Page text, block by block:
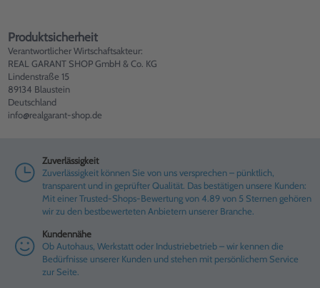
Produktsicherheit
Verantwortlicher Wirtschaftsakteur:
REAL GARANT SHOP GmbH & Co. KG
Lindenstraße 15
89134 Blaustein
Deutschland
info@realgarant-shop.de
Zuverlässigkeit
Zuverlässigkeit können Sie von uns versprechen – pünktlich,
transparent und in geprüfter Qualität. Das bestätigen unsere Kunden:
Mit einer Trusted-Shops-Bewertung von 4.89 von 5 Sternen gehören
wir zu den bestbewerteten Anbietern unserer Branche.
Kundennähe
Ob Autohaus, Werkstatt oder Industriebetrieb – wir kennen die
Bedürfnisse unserer Kunden und stehen mit persönlichem Service
zur Seite.